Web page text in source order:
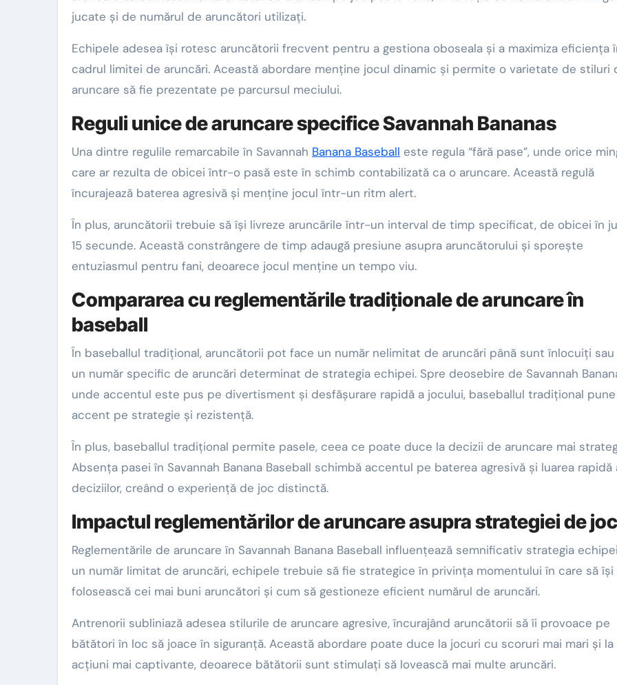
jucate și de numărul de aruncători utilizați.
Echipele adesea își rotesc aruncătorii frecvent pentru a gestiona oboseala și a maximiza eficiența
cadrul limitei de aruncări. Această abordare menține jocul dinamic și permite o varietate de stiluri
aruncare să fie prezentate pe parcursul meciului.
Reguli unice de aruncare specifice Savannah Bananas
Una dintre regulile remarcabile în Savannah Banana Baseball este regula “fără pase”, unde orice
care ar rezulta de obicei într-o pasă este în schimb contabilizată ca o aruncare. Această regulă
încurajează baterea agresivă și menține jocul într-un ritm alert.
În plus, aruncătorii trebuie să își livreze aruncările într-un interval de timp specificat, de obicei în
15 secunde. Această constrângere de timp adaugă presiune asupra aruncătorului și sporește
entuziasmul pentru fani, deoarece jocul menține un tempo viu.
Compararea cu reglementările tradiționale de aruncare în
baseball
În baseballul tradițional, aruncătorii pot face un număr nelimitat de aruncări până sunt înlocuiți sau
un număr specific de aruncări determinat de strategia echipei. Spre deosebire de Savannah
unde accentul este pus pe divertisment și desfășurare rapidă a jocului, baseballul tradițional pune
accent pe strategie și rezistență.
În plus, baseballul tradițional permite pasele, ceea ce poate duce la decizii de aruncare mai
Absența pasei în Savannah Banana Baseball schimbă accentul pe baterea agresivă și luarea rapidă
deciziilor, creând o experiență de joc distinctă.
Impactul reglementărilor de aruncare asupra strategiei de joc
Reglementările de aruncare în Savannah Banana Baseball influențează semnificativ strategia
un număr limitat de aruncări, echipele trebuie să fie strategice în privința momentului în care să își
folosească cei mai buni aruncători și cum să gestioneze eficient numărul de aruncări.
Antrenorii subliniază adesea stilurile de aruncare agresive, încurajând aruncătorii să îi provoace pe
bătători în loc să joace în siguranță. Această abordare poate duce la jocuri cu scoruri mai mari și la
acțiuni mai captivante, deoarece bătătorii sunt stimulați să lovească mai multe aruncări.